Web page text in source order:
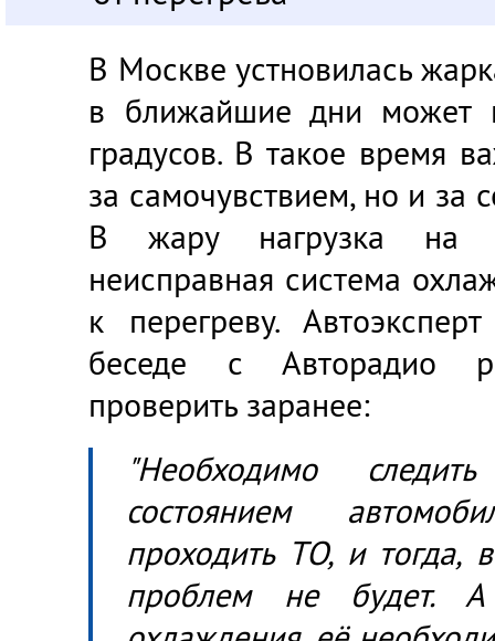
В Москве устновилась
в ближайшие дни может
градусов. В такое время
за самочувствием, но и за
В жару нагрузка на
неисправная система
к перегреву.
беседе с Авторадио
проверить заранее:
"Необходимо
состоянием
проходить ТО, и тогда,
проблем не будет. А